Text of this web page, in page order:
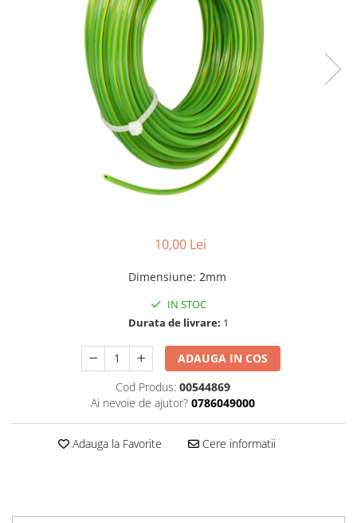
Benzi anti-alunecare
Benzi din aluminiu
Benzi dublu-adezive
Benzi pentru avertizare
Benzi pentru zidarie
Burghie pentru metal cu cobalt
Burghie pentru sticla si ceramica
Dalti, spit-uri SDS+ si SDS MAX
Carote, freze si accesorii pentru
10,00 Lei
Dimensiune: 2mm
IN STOC
Durata de livrare: 1
ADAUGA IN COS
Cod Produs: 00544869
Ai nevoie de ajutor? 0786049000
Adauga la Favorite Cere informatii